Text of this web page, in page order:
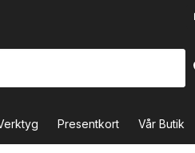
Presentkort Vår Butik